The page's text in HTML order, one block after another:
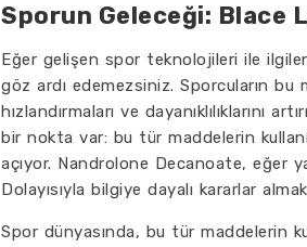
Sporun Geleceği: Blace
Eğer gelişen spor teknolojileri ile
göz ardı edemezsiniz. Sporcuların bu
hızlandırmaları ve dayanıklılıklarını
bir nokta var: bu tür maddelerin
açıyor. Nandrolone Decanoate, eğer
Dolayısıyla bilgiye dayalı kararlar
Spor dünyasında, bu tür maddelerin